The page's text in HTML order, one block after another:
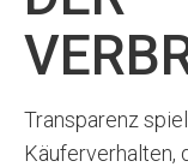
Transparenz
Käuferverhalten,